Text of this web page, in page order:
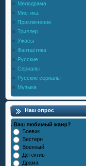
Мелодрама
Мистика
Приключение
Триллер
Ужасы
Фантастика
Русские
Сериалы
Русские сериалы
Музыка
Наш опрос
. Ваш любимый жанр?
Боевик
Вестерн
Военный
Детектив
Драма